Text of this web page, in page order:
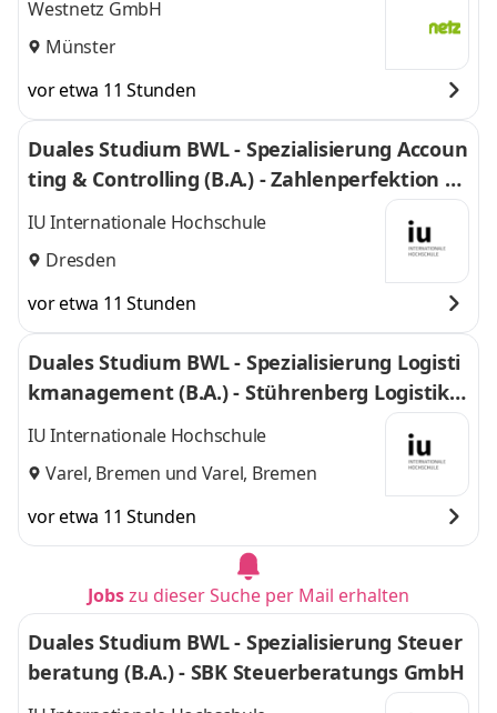
Westnetz GmbH
Münster
vor etwa 11 Stunden
Duales Studium BWL - Spezialisierung Accoun
ting & Controlling (B.A.) - Zahlenperfektion G
mbH
IU Internationale Hochschule
Dresden
vor etwa 11 Stunden
Duales Studium BWL - Spezialisierung Logisti
kmanagement (B.A.) - Stührenberg Logistik G
mbH
IU Internationale Hochschule
Varel, Bremen und Varel, Bremen
vor etwa 11 Stunden
Jobszu dieser Suche per Mail erhalten
Duales Studium BWL - Spezialisierung Steuer
beratung (B.A.) - SBK Steuerberatungs GmbH